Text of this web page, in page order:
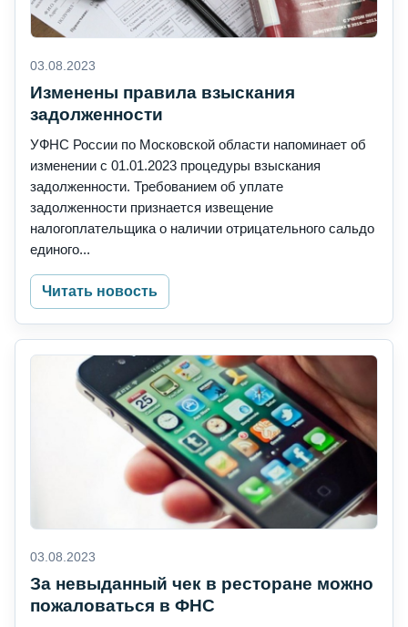
03.08.2023
Изменены правила взыскания
задолженности
УФНС России по Московской области напоминает об
изменении с 01.01.2023 процедуры взыскания
задолженности. Требованием об уплате
задолженности признается извещение
налогоплательщика о наличии отрицательного сальдо
единого...
Читать новость
03.08.2023
За невыданный чек в ресторане можно
пожаловаться в ФНС